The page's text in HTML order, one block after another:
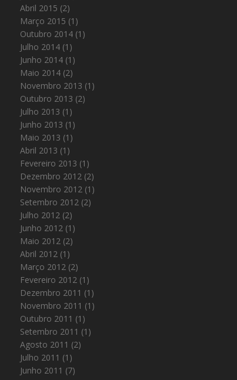
Abril 2015 (2)
Março 2015 (1)
Outubro 2014(1)
Julho 2014(1)
Junho 2014(1)
Maio 2014(2)
Novembro 2013 (1)
Outubro 2013 (2)
Julho 2013 (1)
Junho 2013 (1)
Maio 2013 (1)
Abril 2013 (1)
Fevereiro 2013 (1)
Dezembro 2012 (2)
Novembro 2012 (1)
Setembro 2012 (2)
Julho 2012 (2)
Junho 2012 (1)
Maio 2012 (2)
Abril 2012 (1)
Março 2012 (2)
Fevereiro 2012 (1)
Dezembro 2011 (1)
Novembro 2011 (1)
Outubro 2011 (1)
Setembro 2011 (1)
Agosto 2011 (2)
Julho 2011 (1)
Junho 2011 (7)